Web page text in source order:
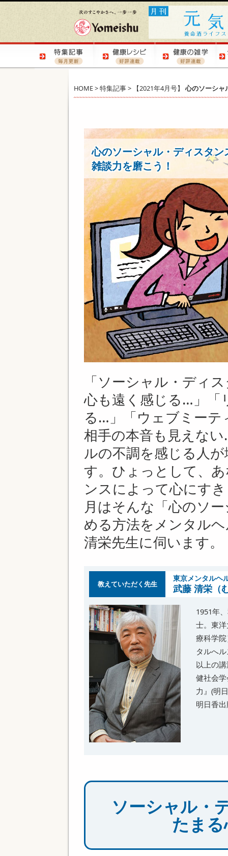
HOME>特集記事> 【2021年4月号】 心のソーシャ
心のソーシャル・ディスタン
雑談力を磨こう！
「ソーシャル・ディ
心も遠く感じる…」「
る…」「ウェブミーテ
相手の本音も見えな
ルの不調を感じる人
す。ひょっとして、
ンスによって心にす
月はそんな「心のソ
める方法をメンタル
清栄先生に伺います。
教えていただく先生
東京メンタルヘ
武藤 清栄（
1951年
士。東
療科学
タルへ
以上の
健社会
力』(明
明日香
ソーシャル・
たま